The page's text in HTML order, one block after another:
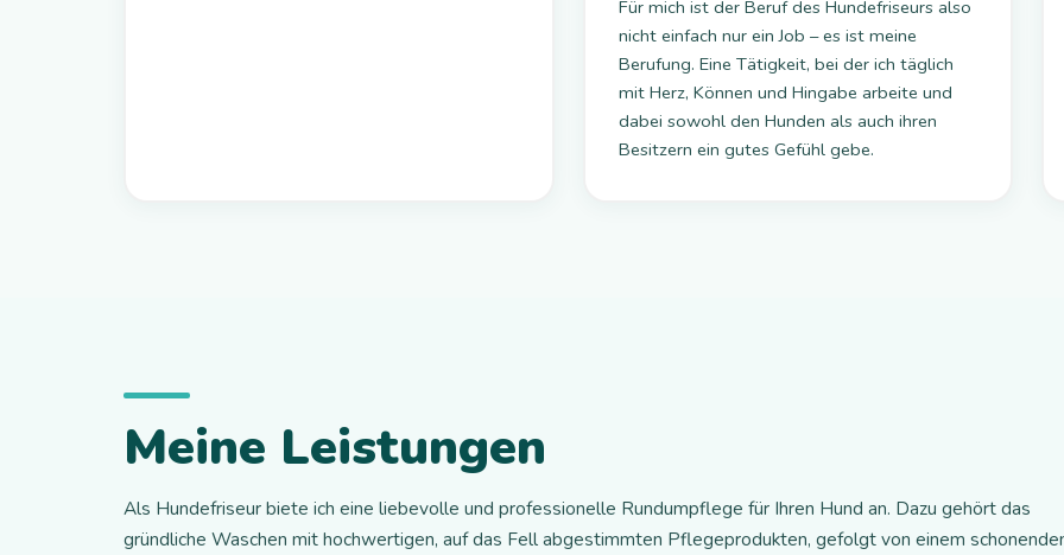
Für mich ist der Beruf des Hundefriseurs also
nicht einfach nur ein Job – es ist meine
Berufung. Eine Tätigkeit, bei der ich täglich
mit Herz, Können und Hingabe arbeite und
dabei sowohl den Hunden als auch ihren
Besitzern ein gutes Gefühl gebe.
Meine Leistungen
Als Hundefriseur biete ich eine liebevolle und professionelle Rundumpflege für Ihren Hund an. Dazu gehört das
gründliche Waschen mit hochwertigen, auf das Fell abgestimmten Pflegeprodukten, gefolgt von einem